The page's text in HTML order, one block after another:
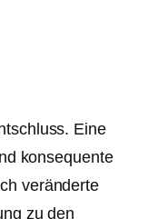
Eine
konsequente
veränderte
zu den